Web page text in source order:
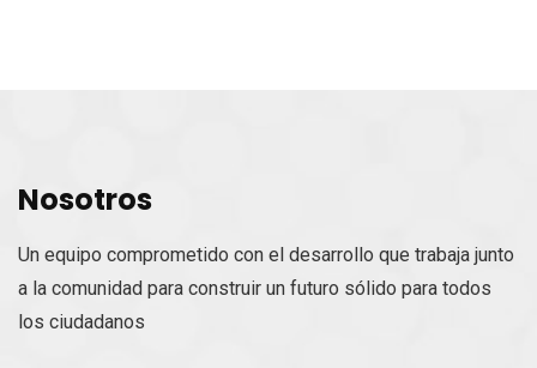
Nosotros
Un equipo comprometido con el desarrollo que trabaja junto
a la comunidad para construir un futuro sólido para todos
los ciudadanos